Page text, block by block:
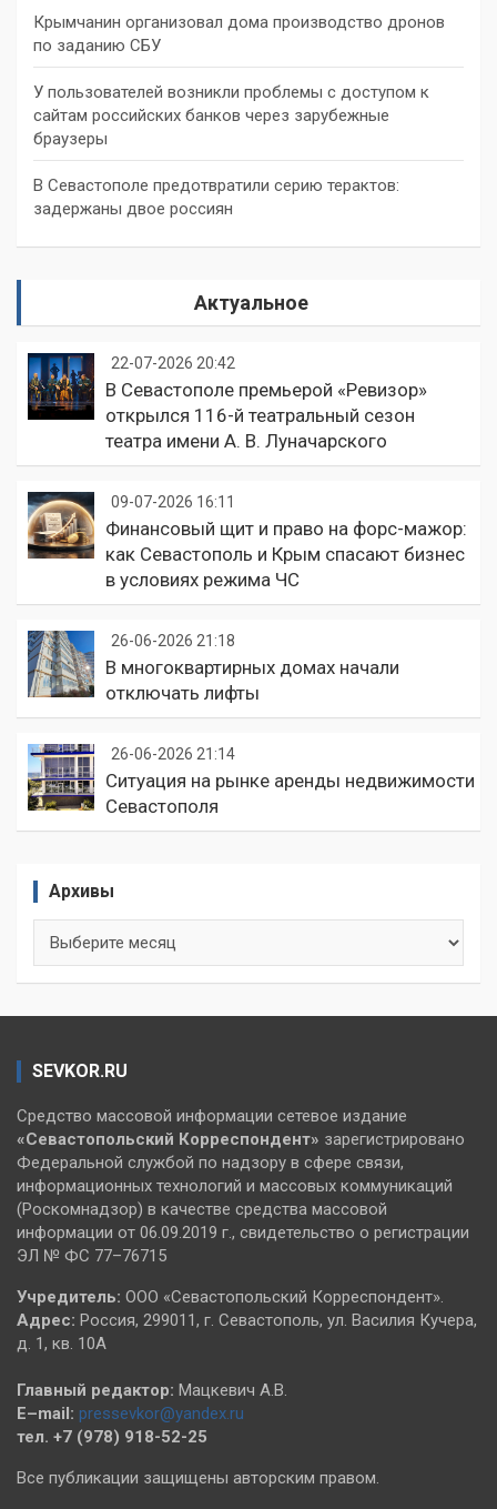
Крымчанин организовал дома производство дронов
по заданию СБУ
У пользователей возникли проблемы с доступом к
сайтам российских банков через зарубежные
браузеры
В Севастополе предотвратили серию терактов:
задержаны двое россиян
Актуальное
22-07-2026 20:42
В Севастополе премьерой «Ревизор»
открылся 116-й театральный сезон
театра имени А. В. Луначарского
09-07-2026 16:11
Финансовый щит и право на форс-мажор:
как Севастополь и Крым спасают бизнес
в условиях режима ЧС
26-06-2026 21:18
В многоквартирных домах начали
отключать лифты
26-06-2026 21:14
Ситуация на рынке аренды недвижимости
Севастополя
Архивы
SEVKOR.RU
Средство массовой информации сетевое издание
«Севастопольский Корреспондент» зарегистрировано
Федеральной службой по надзору в сфере связи,
информационных технологий и массовых коммуникаций
(Роскомнадзор) в качестве средства массовой
информации от 06.09.2019 г., свидетельство о регистрации
ЭЛ № ФС 77–76715
Учредитель: ООО «Севастопольский Корреспондент».
Адрес: Россия, 299011, г. Севастополь, ул. Василия Кучера,
д. 1, кв. 10А
Главный редактор: Мацкевич А.В.
E–mail: pressevkor@yandex.ru
тел. +7 (978) 918-52-25
Все публикации защищены авторским правом.